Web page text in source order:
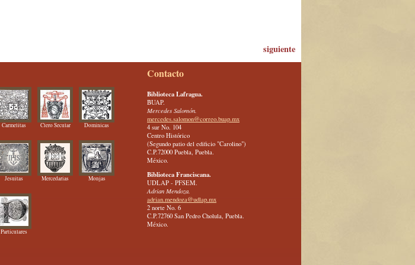
siguiente
Carmelitas Clero Secular Dominicas
Jesuitas Mercedarias Monjas
Particulares
Contacto
Biblioteca Lafragua.
BUAP.
Mercedes Salomón.
mercedes.salomon@correo.buap.mx
4 sur No. 104
Centro Histórico
(Segundo patio del edificio "Carolino")
C.P.72000 Puebla, Puebla.
México.
Biblioteca Franciscana.
UDLAP - PFSEM.
Adrian Mendoza.
adrian.mendoza@udlap.mx
2 norte No. 6
C.P.72760 San Pedro Cholula, Puebla.
México.